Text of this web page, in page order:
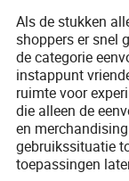
Als de stukken
shoppers er snel
de categorie
instappunt
ruimte voor
die alleen de
en
gebruikssituatie
toepassingen